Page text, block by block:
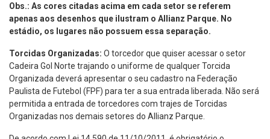
Obs.: As cores citadas acima em cada setor se referem
apenas aos desenhos que ilustram o Allianz Parque. No
estádio, os lugares não possuem essa separação.
Torcidas Organizadas: O torcedor que quiser acessar o setor
Cadeira Gol Norte trajando o uniforme de qualquer Torcida
Organizada deverá apresentar o seu cadastro na Federação
Paulista de Futebol (FPF) para ter a sua entrada liberada. Não será
permitida a entrada de torcedores com trajes de Torcidas
Organizadas nos demais setores do Allianz Parque.